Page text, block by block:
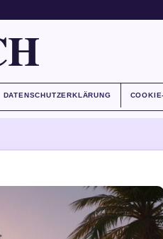
DATENSCHUTZERKLÄRUNG